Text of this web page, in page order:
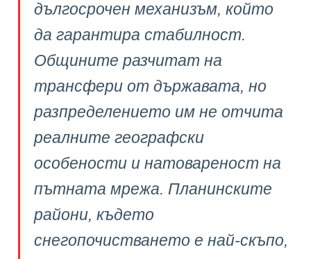
дългосрочен механизъм, който
да гарантира стабилност.
Общините разчитат на
трансфери от държавата, но
разпределението им не отчита
реалните географски
особености и натовареност на
пътната мрежа. Планинските
райони, където
снегопочистването е най-скъпо,